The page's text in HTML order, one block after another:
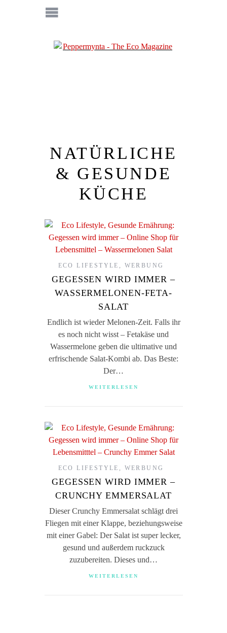
NATÜRLICHE
& GESUNDE
KÜCHE
ECO LIFESTYLE , WERBUNG
GEGESSEN WIRD IMMER –
WASSERMELONEN-FETA-
SALAT
Endlich ist wieder Melonen-Zeit. Falls ihr
es noch nicht wisst – Fetakäse und
Wassermelone geben die ultimative und
erfrischende Salat-Kombi ab. Das Beste:
Der…
WEITERLESEN
ECO LIFESTYLE , WERBUNG
GEGESSEN WIRD IMMER –
CRUNCHY EMMERSALAT
Dieser Crunchy Emmersalat schlägt drei
Fliegen mit einer Klappe, beziehungsweise
mit einer Gabel: Der Salat ist super lecker,
gesund und außerdem ruckzuck
zuzubereiten. Dieses und…
WEITERLESEN